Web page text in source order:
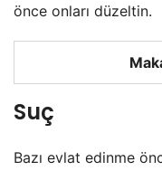
önce onları düzeltin.
Suç
Bazı evlat edinme